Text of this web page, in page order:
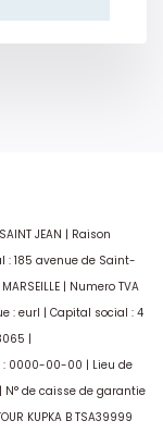
JEAN | Raison
: 185 avenue de Saint-
| Numero TVA
: eurl | Capital social : 4
|
: 0000-00-00 | Lieu de
N° de caisse de garantie
KUPKA B TSA39999